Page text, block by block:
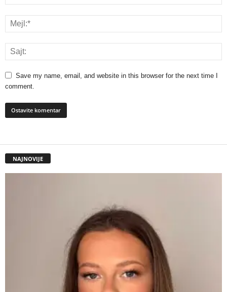
Save my name, email, and website in this browser for the next time I
comment.
NAJNOVIJE